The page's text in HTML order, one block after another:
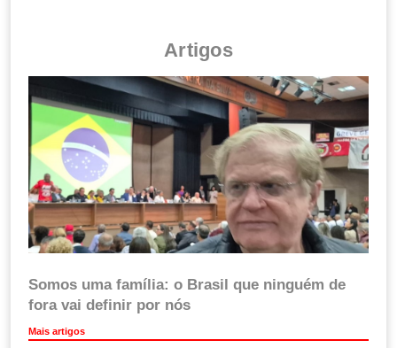
Artigos
Somos uma família: o Brasil que ninguém de
fora vai definir por nós
Mais artigos